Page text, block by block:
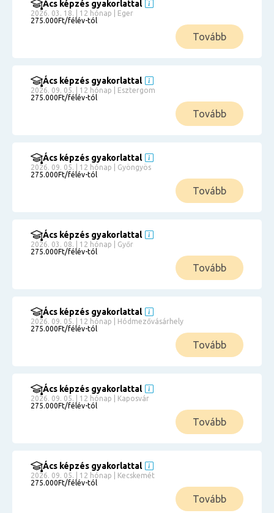
Ács képzés gyakorlattal
2026. 03. 18. | 12 hónap | Eger
275.000Ft/félév-tól
Tovább
Ács képzés gyakorlattal
2026. 09. 05. | 12 hónap | Esztergom
275.000Ft/félév-tól
Tovább
Ács képzés gyakorlattal
2026. 09. 05. | 12 hónap | Gyöngyös
275.000Ft/félév-tól
Tovább
Ács képzés gyakorlattal
2026. 03. 08. | 12 hónap | Győr
275.000Ft/félév-tól
Tovább
Ács képzés gyakorlattal
2026. 09. 05. | 12 hónap | Hódmezővásárhely
275.000Ft/félév-tól
Tovább
Ács képzés gyakorlattal
2026. 09. 05. | 12 hónap | Kaposvár
275.000Ft/félév-tól
Tovább
Ács képzés gyakorlattal
2026. 09. 05. | 12 hónap | Kecskemét
275.000Ft/félév-tól
Tovább